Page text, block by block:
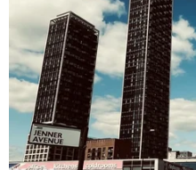
Cảng Darwin của Australia
Trung Quốc thuê lại trong
Liên minh châu Âu
mới đây đã bày tỏ
tư nước ngoài mới của